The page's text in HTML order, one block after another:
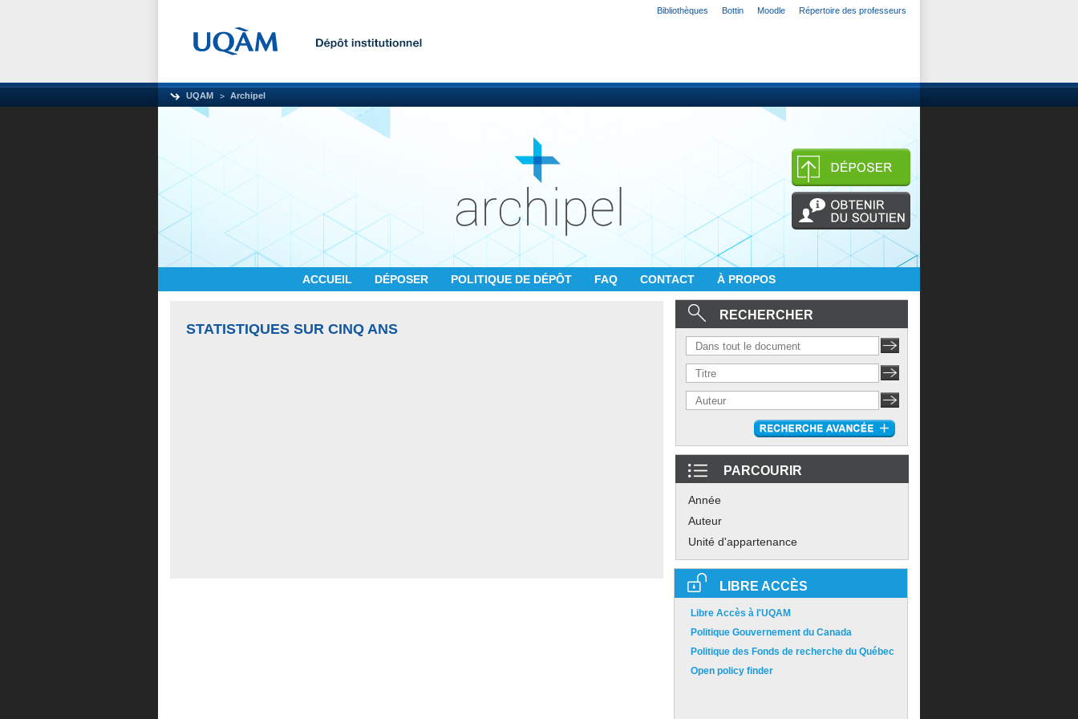
Bibliothèques Bottin Moodle Répertoire des professeurs
UQAM Archipel
ACCUEIL DÉPOSER POLITIQUE DE DÉPÔT FAQ CONTACT À PROPOS
STATISTIQUES SUR CINQ ANS
RECHERCHER
PARCOURIR
Année
Auteur
Unité d'appartenance
LIBRE ACCÈS
Libre Accès à l'UQAM
Politique Gouvernement du Canada
Politique des Fonds de recherche du Québec
Open policy finder